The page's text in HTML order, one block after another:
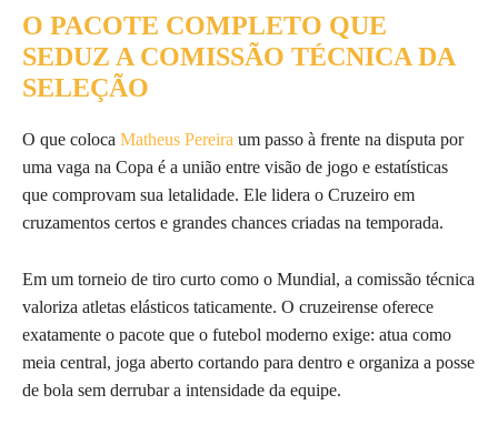
O PACOTE COMPLETO QUE
SEDUZ A COMISSÃO TÉCNICA DA
SELEÇÃO
O que coloca Matheus Pereira um passo à frente na disputa por
uma vaga na Copa é a união entre visão de jogo e estatísticas
que comprovam sua letalidade. Ele lidera o Cruzeiro em
cruzamentos certos e grandes chances criadas na temporada.
Em um torneio de tiro curto como o Mundial, a comissão técnica
valoriza atletas elásticos taticamente. O cruzeirense oferece
exatamente o pacote que o futebol moderno exige: atua como
meia central, joga aberto cortando para dentro e organiza a posse
de bola sem derrubar a intensidade da equipe.